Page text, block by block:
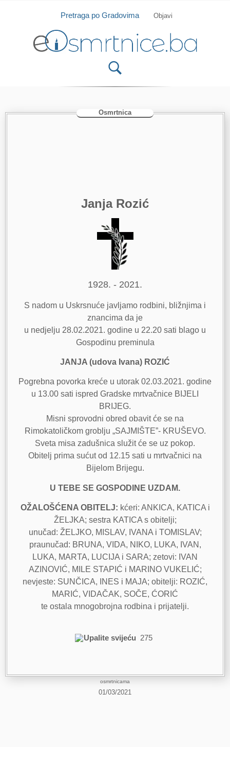
Isprobajte našu Android i IOS aplikaciju
Pretraga po Gradovima Objavi
Osmrtnica
Janja Rozić
1928. - 2021.
S nadom u Uskrsnuće javljamo rodbini, bližnjima i
znancima da je
u nedjelju 28.02.2021. godine u 22.20 sati blago u
Gospodinu preminula
JANJA (udova Ivana) ROZIĆ
Pogrebna povorka kreće u utorak 02.03.2021. godine
u 13.00 sati ispred Gradske mrtvačnice BIJELI
BRIJEG.
Misni sprovodni obred obavit će se na
Rimokatoličkom groblju „SAJMIŠTE”- KRUŠEVO.
Sveta misa zadušnica služit će se uz pokop.
Obitelj prima sućut od 12.15 sati u mrtvačnici na
Bijelom Brijegu.
U TEBE SE GOSPODINE UZDAM.
OŽALOŠĆENA OBITELJ: kćeri: ANKICA, KATICA i
ŽELJKA; sestra KATICA s obitelji;
unučad: ŽELJKO, MISLAV, IVANA i TOMISLAV;
praunučad: BRUNA, VIDA, NIKO, LUKA, IVAN,
LUKA, MARTA, LUCIJA i SARA; zetovi: IVAN
AZINOVIĆ, MILE STAPIĆ i MARINO VUKELIĆ;
nevjeste: SUNČICA, INES i MAJA; obitelji: ROZIĆ,
MARIĆ, VIDAČAK, SOČE, ĆORIĆ
te ostala mnogobrojna rodbina i prijatelji.
Upalite svijeću 275
osmrtnicama
01/03/2021